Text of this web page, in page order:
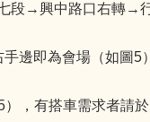
→興中路口右轉→行
邊即為會場（如圖5）
，有搭車需求者請